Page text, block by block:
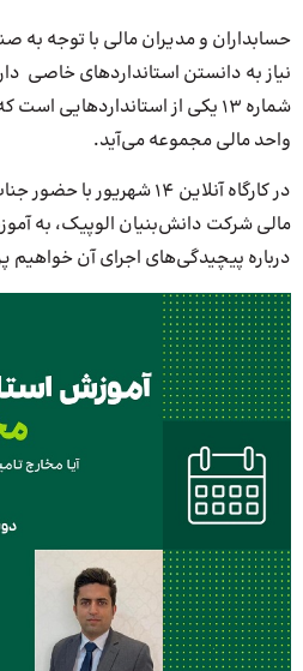
حسابداران و مدیران مالی با توجه به
نیاز به دانستن استانداردهای خاصی
شماره 13 یکی از
واحد مالی مجموعه می‌آید.
در کارگاه آنلاین 14
مالی شرکت دانش‌بنیان الوپیک، به
درباره پیچیدگی‌های اجرای آن خواهیم